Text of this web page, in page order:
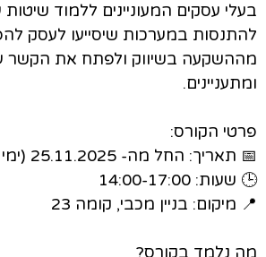
בעלי עסקים המעוניינים ללמוד
להתנסות במערכות שיסייעו לעסק
מההשקעה בשיווק ולפתח את הקשר
ומתעניינים.
פרטי הקורס:
📅 תאריך: החל מה- 25.11.2025 (ימי שלישי)
🕒 שעות: 14:00-17:00
📍 מיקום: בניין מכבי, קומה 23
מה נלמד בקורס?